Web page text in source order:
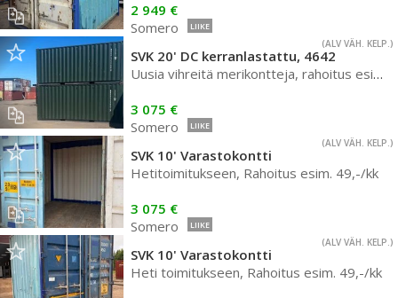
2 949 €
Somero
LIIKE
(ALV VÄH. KELP.)
SVK 20' DC kerranlastattu, 4642
Uusia vihreitä merikontteja, rahoitus esim.49,-/kk
3 075 €
Somero
LIIKE
(ALV VÄH. KELP.)
SVK 10' Varastokontti
Hetitoimitukseen, Rahoitus esim. 49,-/kk
3 075 €
Somero
LIIKE
(ALV VÄH. KELP.)
SVK 10' Varastokontti
Heti toimitukseen, Rahoitus esim. 49,-/kk